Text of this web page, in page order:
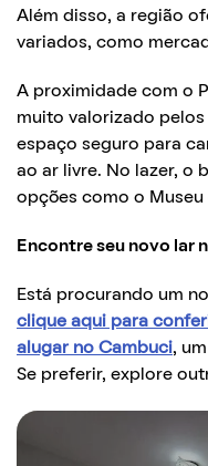
Além disso, a região
variados, como
A proximidade com o
muito valorizado
espaço seguro para
ao ar livre. No lazer, o
opções como o
Encontre seu novo lar
Está procurando um
clique aqui para
alugar no Cambuci,
Se preferir, explore